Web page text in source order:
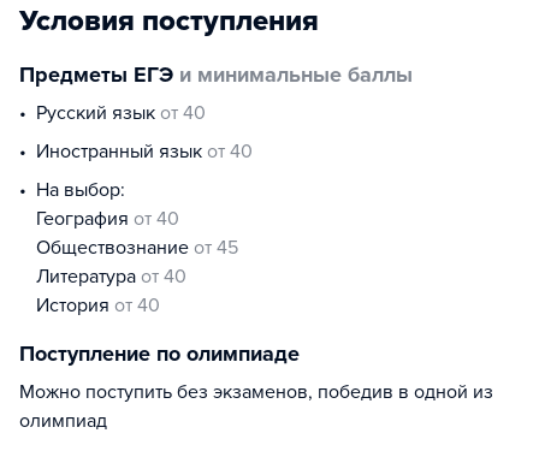
Условия поступления
Предметы ЕГЭ и минимальные баллы
русский язык от 40
иностранный язык от 40
На выбор:
география от 40
обществознание от 45
литература от 40
история от 40
Поступление по олимпиаде
Можно поступить без экзаменов, победив в одной из
олимпиад